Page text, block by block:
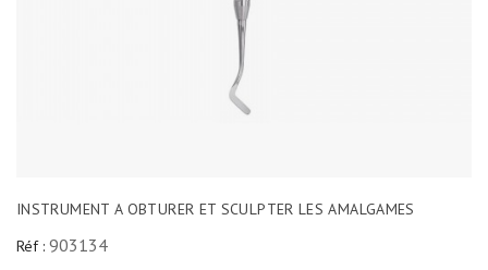
INSTRUMENT A OBTURER ET SCULPTER LES AMALGAMES
Réf : 903134